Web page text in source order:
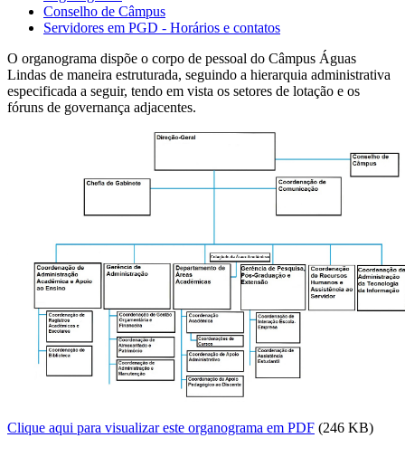
Conselho de Câmpus
Servidores em PGD - Horários e contatos
O organograma dispõe o corpo de pessoal do Câmpus Águas
Lindas de maneira estruturada, seguindo a hierarquia administrativa
especificada a seguir, tendo em vista os setores de lotação e os
fóruns de governança adjacentes.
Clique aqui para visualizar este organograma em PDF (246 KB)